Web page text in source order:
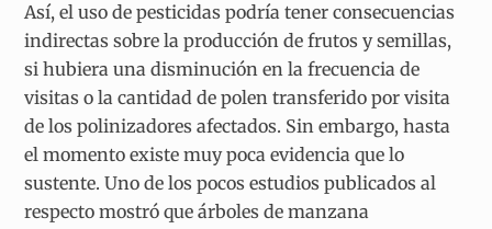
Así, el uso de pesticidas podría tener consecuencias
indirectas sobre la producción de frutos y semillas,
si hubiera una disminución en la frecuencia de
visitas o la cantidad de polen transferido por visita
de los polinizadores afectados. Sin embargo, hasta
el momento existe muy poca evidencia que lo
sustente. Uno de los pocos estudios publicados al
respecto mostró que árboles de manzana